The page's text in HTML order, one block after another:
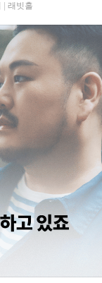
래빗홀